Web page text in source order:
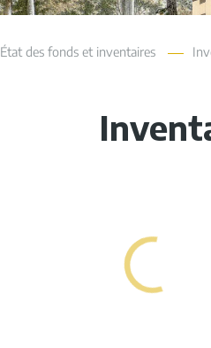
État des fonds et inventaires